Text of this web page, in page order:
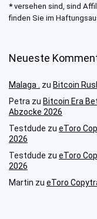
*versehen sind, sind
finden Sie im
Neueste
Malaga . zu Bitcoin
Petra zu Bitcoin Era
Abzocke 2026
Testdude zu eToro
2026
Testdude zu eToro
2026
Martin zu eToro